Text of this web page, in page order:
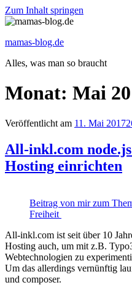
Zum Inhalt springen
mamas-blog.de
Alles, was man so braucht
Monat: Mai
Veröffentlicht am 11. Mai 2017
All-inkl.com
Hosting einrichten
Beitrag von mir zum
Freiheit
All-inkl.com ist seit über 10
Hosting auch, um mit z.B.
Webtechnologien zu
Um das allerdings vernünftig
und composer.